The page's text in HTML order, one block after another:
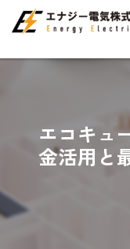
エコキュ
金活用と